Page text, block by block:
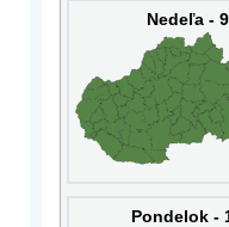
Nedeľa -
Pondelok -